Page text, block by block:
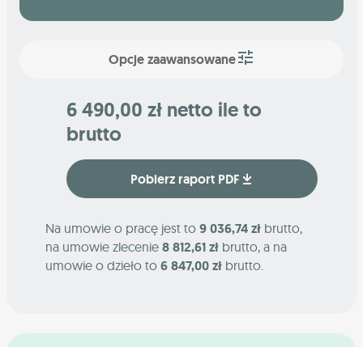
Opcje zaawansowane
6 490,00 zł netto ile to
brutto
Pobierz raport PDF
Na umowie o pracę jest to 9 036,74 zł brutto,
na umowie zlecenie 8 812,61 zł brutto, a na
umowie o dzieło to 6 847,00 zł brutto.